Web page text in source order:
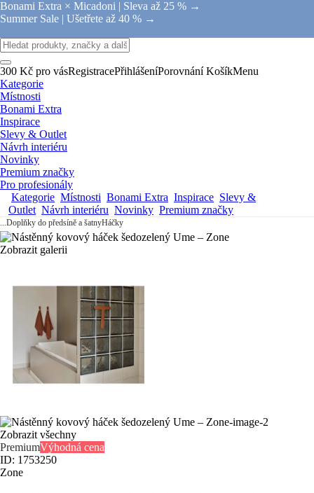
Bonami Extra × Micadoni | Sleva až 25 % →
Summer Sale | Ušetřete až 40 % →
300 Kč pro vásRegistracePřihlášeníPorovnání KošíkMenu
Kategorie
Místnosti
Bonami Extra
Inspirace
Slevy & Outlet
Návrh interiéru
Novinky
Premium značky
Pro profesionály
Kategorie Místnosti Bonami Extra Inspirace Slevy &
Outlet Návrh interiéru Novinky Premium značky
...Doplňky do předsíně a šatnyHáčky
Zobrazit galerii
Zobrazit všechny
PremiumVýhodná cena
ID: 1753250
Zone